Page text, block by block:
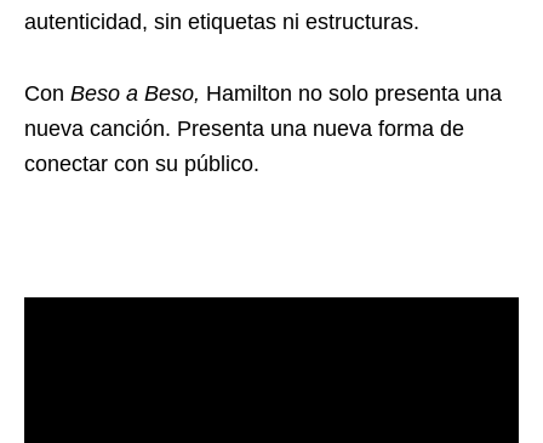
autenticidad, sin etiquetas ni estructuras.
Con Beso a Beso, Hamilton no solo presenta una
nueva canción. Presenta una nueva forma de
conectar con su público.